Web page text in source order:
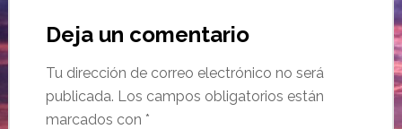
Deja un comentario
Tu dirección de correo electrónico no será
publicada. Los campos obligatorios están
marcados con *